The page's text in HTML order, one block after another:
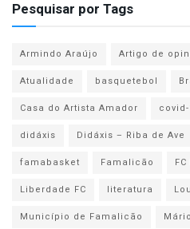
Pesquisar por Tags
Armindo Araújo Artigo de
Atualidade
basquetebol
Casa do Artista Amador
didáxis
Didáxis – Riba de Ave
famabasket
Famalicão
Liberdade FC
literatura
Município de Famalicão